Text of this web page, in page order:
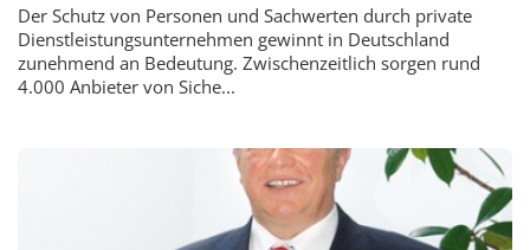
Der Schutz von Personen und Sachwerten durch private
Dienstleistungsunternehmen gewinnt in Deutschland
zunehmend an Bedeutung. Zwischenzeitlich sorgen rund
4.000 Anbieter von Siche...